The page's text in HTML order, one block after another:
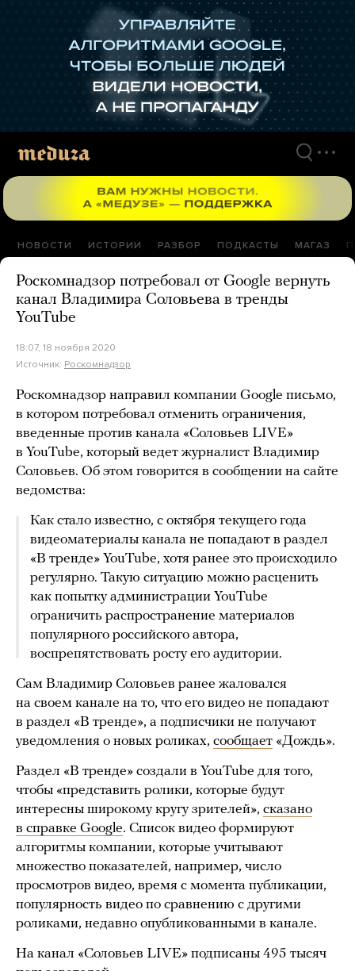
НОВОСТИ ИСТОРИИ РАЗБОР ПОДКАСТЫ МАГАЗ
Роскомнадзор потребовал от Google вернуть
канал Владимира Соловьева в тренды
YouTube
18:07, 18 ноября 2020
Источник: Роскомнадзор
Роскомнадзор направил компании Google письмо,
в котором потребовал отменить ограничения,
введенные против канала «Соловьев LIVE»
в YouTube, который ведет журналист Владимир
Соловьев. Об этом говорится в сообщении на сайте
ведомства:
Как стало известно, с октября текущего года
видеоматериалы канала не попадают в раздел
«В тренде» YouTube, хотя ранее это происходило
регулярно. Такую ситуацию можно расценить
как попытку администрации YouTube
ограничить распространение материалов
популярного российского автора,
воспрепятствовать росту его аудитории.
Сам Владимир Соловьев ранее жаловался
на своем канале на то, что его видео не попадают
в раздел «В тренде», а подписчики не получают
уведомления о новых роликах, сообщает «Дождь».
Раздел «В тренде» создали в YouTube для того,
чтобы «представить ролики, которые будут
интересны широкому кругу зрителей», сказано
в справке Google. Список видео формируют
алгоритмы компании, которые учитывают
множество показателей, например, число
просмотров видео, время с момента публикации,
популярность видео по сравнению с другими
роликами, недавно опубликованными в канале.
На канал «Соловьев LIVE» подписаны 495 тысяч